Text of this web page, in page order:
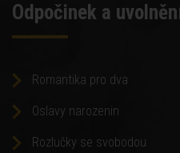
Odpočinek a
Romantika pro dva
Oslavy narozenin
Rozlučky se svobodou